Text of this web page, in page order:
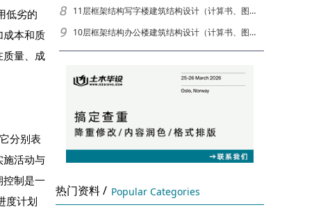
低劣的
成本和质
质量、成
分别表
施活动与
制是一
度计划
11层框架结构写字楼建筑结构设计（计算书、图纸）[面积9874]
10层框架结构办公楼建筑结构设计（计算书、图纸）[面积12880]
热门资料 / Popular Categories